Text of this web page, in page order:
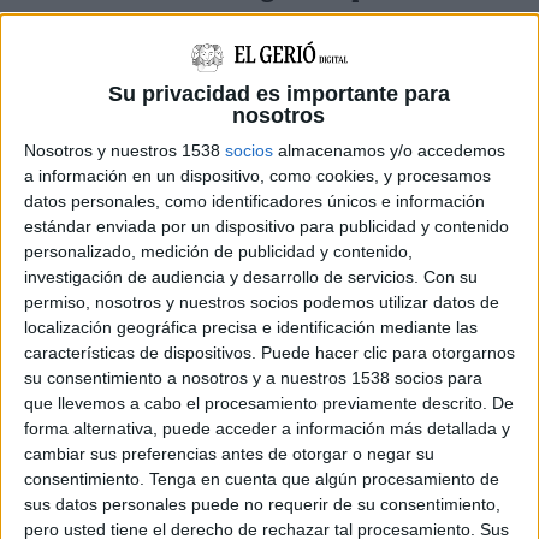
Su privacidad es importante para
nosotros
Nosotros y nuestros 1538 socios almacenamos y/o accedemos
a información en un dispositivo, como cookies, y procesamos
datos personales, como identificadores únicos e información
estándar enviada por un dispositivo para publicidad y contenido
personalizado, medición de publicidad y contenido,
investigación de audiencia y desarrollo de servicios. Con su
permiso, nosotros y nuestros socios podemos utilizar datos de
localización geográfica precisa e identificación mediante las
características de dispositivos. Puede hacer clic para otorgarnos
su consentimiento a nosotros y a nuestros 1538 socios para
que llevemos a cabo el procesamiento previamente descrito. De
forma alternativa, puede acceder a información más detallada y
cambiar sus preferencias antes de otorgar o negar su
consentimiento. Tenga en cuenta que algún procesamiento de
sus datos personales puede no requerir de su consentimiento,
pero usted tiene el derecho de rechazar tal procesamiento. Sus
d'elles és el sector de la cinglera que hi hasota
el carrer de la Plaça . En aquest punt hi ha una
fissura de només 50 centímetres d'obertura
però de 17 metres de profunditat
de juliol s'ha decidit instal·lar-hi una xarxa de
control que permet fer el seguiment del
moviment que faci la roca en aquesta fissura.
La xarxa consta desetze aparellsquemesuren
el moviment amb una precisió de centèsimes
de mil·límetre. Aquesta informació que recopila
la xarxa de control es volca als servidors de
l'ICGC per tal que els investigadors puguin
controlar de forma continuada l'evolució
d'aquesta fissura.